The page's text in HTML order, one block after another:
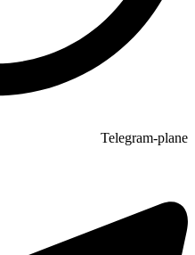
Telegram-plane